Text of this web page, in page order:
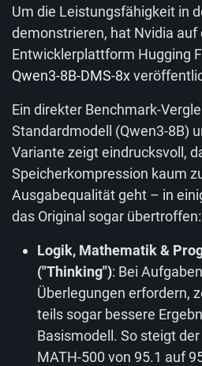
Um die Leistungsfähigkeit in
demonstrieren, hat Nvidia auf
Entwicklerplattform Hugging
Qwen3-8B-DMS-8x
Ein direkter Benchmark-
Standardmodell (Qwen3-8B)
Variante zeigt eindrucksvoll,
Speicherkompression kaum
Ausgabequalität geht – in
das Original sogar übertroffen:
Logik, Mathematik &
("Thinking"): Bei
Überlegungen erfordern,
teils sogar bessere
Basismodell. So steigt
MATH-500 von 95.1 auf